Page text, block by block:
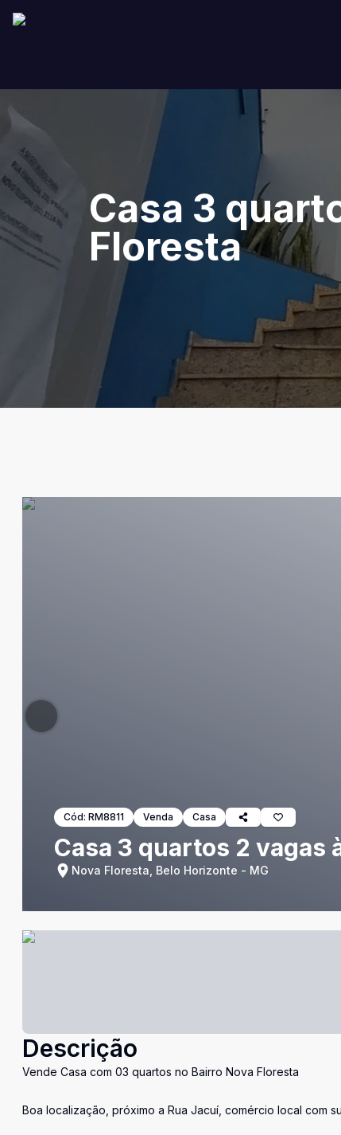
Casa 3
Floresta
Cód: RM8811 Venda Casa
Casa 3 quartos 2 vagas
Nova Floresta, Belo Horizonte - MG
Descrição
Vende Casa com 03 quartos no Bairro Nova Floresta
Boa localização, próximo a Rua Jacuí, comércio local com